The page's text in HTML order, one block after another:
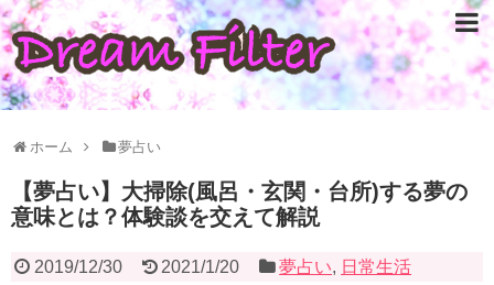
ホーム 夢占い
【夢占い】大掃除(風呂・玄関・台所)する夢の
意味とは？体験談を交えて解説
2019/12/30 2021/1/20 夢占い, 日常生活